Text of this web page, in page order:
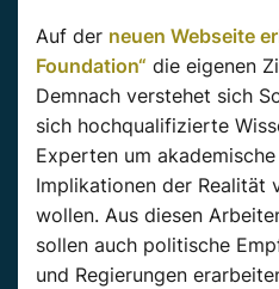
Auf der neuen Webseite
Foundation“ die eigenen
Demnach verstehet sich
sich hochqualifizierte
Experten um
Implikationen der Realität
wollen. Aus diesen
sollen auch politische
und Regierungen